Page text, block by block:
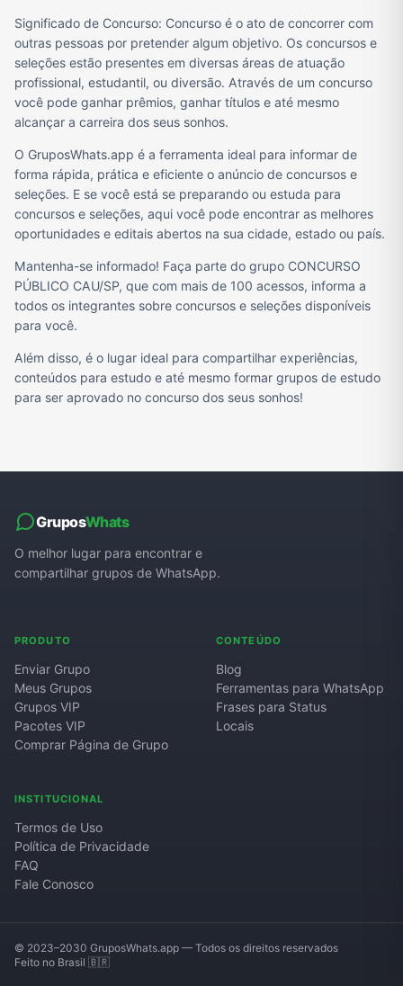
Significado de Concurso: Concurso é o ato de concorrer com
outras pessoas por pretender algum objetivo. Os concursos e
seleções estão presentes em diversas áreas de atuação
profissional, estudantil, ou diversão. Através de um concurso
você pode ganhar prêmios, ganhar títulos e até mesmo
alcançar a carreira dos seus sonhos.
O GruposWhats.app é a ferramenta ideal para informar de
forma rápida, prática e eficiente o anúncio de concursos e
seleções. E se você está se preparando ou estuda para
concursos e seleções, aqui você pode encontrar as melhores
oportunidades e editais abertos na sua cidade, estado ou país.
Mantenha-se informado! Faça parte do grupo CONCURSO
PÚBLICO CAU/SP, que com mais de 100 acessos, informa a
todos os integrantes sobre concursos e seleções disponíveis
para você.
Além disso, é o lugar ideal para compartilhar experiências,
conteúdos para estudo e até mesmo formar grupos de estudo
para ser aprovado no concurso dos seus sonhos!
GruposWhats
O melhor lugar para encontrar e
compartilhar grupos de WhatsApp.
PRODUTO
Enviar Grupo
Meus Grupos
Grupos VIP
Pacotes VIP
Comprar Página de Grupo
CONTEÚDO
Blog
Ferramentas para WhatsApp
Frases para Status
Locais
INSTITUCIONAL
Termos de Uso
Política de Privacidade
FAQ
Fale Conosco
© 2023–2030 GruposWhats.app — Todos os direitos reservados
Feito no Brasil 🇧🇷